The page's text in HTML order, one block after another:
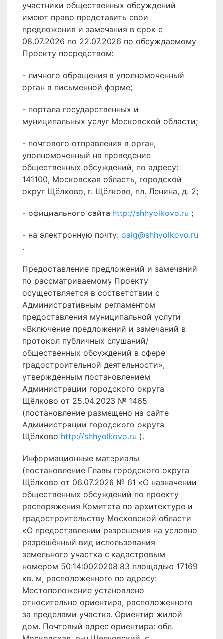
участники общественных обсуждений
имеют право представить свои
предложения и замечания в срок с
08.07.2026 по 22.07.2026 по обсуждаемому
Проекту посредством:
- личного обращения в уполномоченный
орган в письменной форме;
- портала государственных и
муниципальных услуг Московской области;
- почтового отправления в орган,
уполномоченный на проведение
общественных обсуждений, по адресу:
141100, Московская область, городской
округ Щёлково, г. Щёлково, пл. Ленина, д. 2;
- официального сайта http://shhyolkovo.ru ;
- на электронную почту: oaig@shhyolkovo.ru
.
Предоставление предложений и замечаний
по рассматриваемому Проекту
осуществляется в соответствии с
Административным регламентом
предоставления муниципальной услуги
«Включение предложений и замечаний в
протокол публичных слушаний/
общественных обсуждений в сфере
градостроительной деятельности»,
утвержденным постановлением
Администрации городского округа
Щёлково от 25.04.2023 № 1465
(постановление размещено на сайте
Администрации городского округа
Щёлково http://shhyolkovo.ru ).
Информационные материалы
(постановление Главы городского округа
Щёлково от 06.07.2026 № 61 «О назначении
общественных обсуждений по проекту
распоряжения Комитета по архитектуре и
градостроительству Московской области
«О предоставлении разрешения на условно
разрешённый вид использования
земельного участка с кадастровым
номером 50:14:0020208:83 площадью 17169
кв. м, расположенного по адресу:
Местоположение установлено
относительно ориентира, расположенного
за пределами участка. Ориентир жилой
дом. Почтовый адрес ориентира: обл.